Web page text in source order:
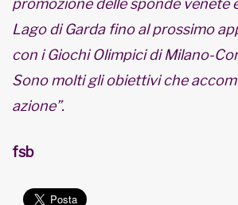
promozione delle sponde venete
Lago di Garda fino al prossimo
con i Giochi Olimpici di Milano-
Sono molti gli obiettivi che
azione”.
fsb